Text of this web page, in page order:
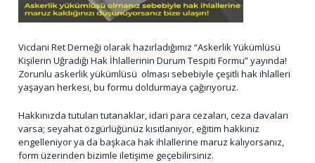
Vicdani Ret Derneği olarak hazırladığımız “Askerlik Yükümlüsü
Kişilerin Uğradığı Hak İhlallerinin Durum Tespiti Formu” yayında!
Zorunlu askerlik yükümlüsü olması sebebiyle çeşitli hak ihlalleri
yaşayan herkesi, bu formu doldurmaya çağırıyoruz.
Hakkınızda tutulan tutanaklar, idari para cezaları, ceza davaları
varsa; seyahat özgürlüğünüz kısıtlanıyor, eğitim hakkınız
engelleniyor ya da başkaca hak ihlallerine maruz kalıyorsanız,
form üzerinden bizimle iletişime geçebilirsiniz.